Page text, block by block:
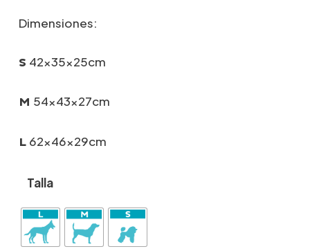
Dimensiones:
S 42x35x25cm
M 54x43x27cm
L 62x46x29cm
Talla